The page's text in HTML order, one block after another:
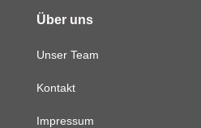
Über uns
Unser Team
Kontakt
Impressum